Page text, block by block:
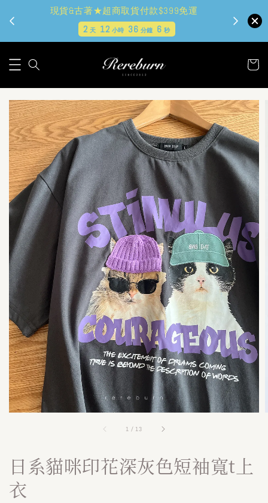
現貨&古著★超商取貨付款$399免運
2天 12 小時 36 分鐘 4秒
1 / 13
日系貓咪印花深灰色短袖寬t上
衣